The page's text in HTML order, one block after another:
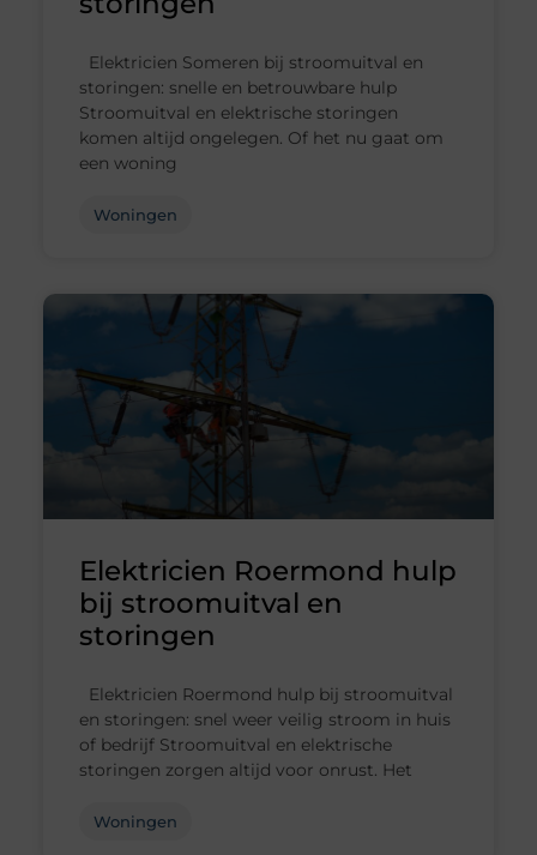
Elektricien Someren bij stroomuitval en
storingen: snelle en betrouwbare hulp
Stroomuitval en elektrische storingen
komen altijd ongelegen. Of het nu gaat om
een woning
Woningen
Elektricien Roermond hulp
bij stroomuitval en
storingen
Elektricien Roermond hulp bij stroomuitval
en storingen: snel weer veilig stroom in huis
of bedrijf Stroomuitval en elektrische
storingen zorgen altijd voor onrust. Het
Woningen